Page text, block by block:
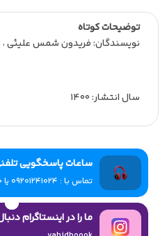
توضیحات کوتاه
نویسندگان: فریدون شمس علیئی ،
سال انتشار: 1400
ساعات پاسخگویی تلفنی 8 صبح
تماس با : 09201241024 یا چت آنلاین
ما را در اینستاگرام